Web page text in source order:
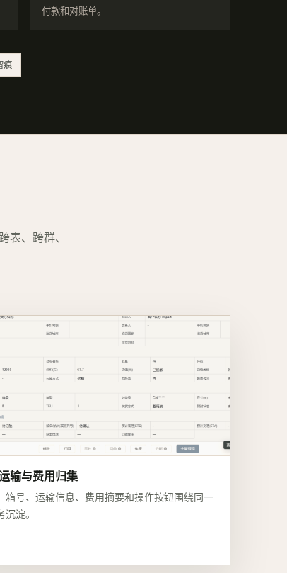
付款和对账单。
痕
表、跨群、
输与费用归集
箱号、运输信息、费用摘要和操作按钮围绕同一
沉淀。